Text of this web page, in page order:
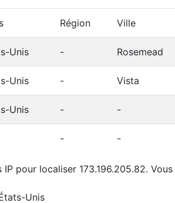
Région Ville
Unis - Rosemead
Unis - Vista
Unis - -
- -
pour localiser 173.196.205.82.
Unis